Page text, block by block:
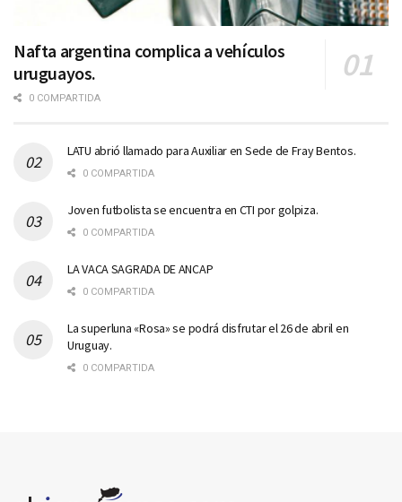
Nafta argentina complica a vehículos
uruguayos.
0 COMPARTIDA
LATU abrió llamado para Auxiliar en Sede de Fray Bentos.
0 COMPARTIDA
Joven futbolista se encuentra en CTI por golpiza.
0 COMPARTIDA
LA VACA SAGRADA DE ANCAP
0 COMPARTIDA
La superluna «Rosa» se podrá disfrutar el 26 de abril en
Uruguay.
0 COMPARTIDA